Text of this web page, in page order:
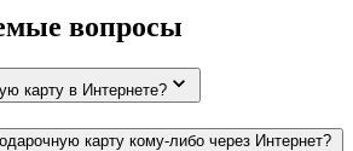
вопросы
карту в Интернете?
карту кому-либо через Интернет?